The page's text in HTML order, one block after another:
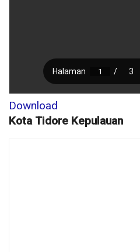
Download
Kota Tidore Kepulauan